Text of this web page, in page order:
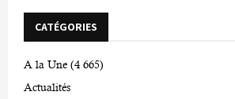
CATÉGORIES
A la Une (4 665)
Actualités